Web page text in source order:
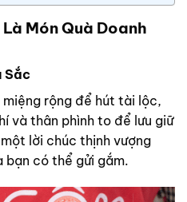
Món Quà Doanh
Sắc
rộng để hút tài lộc,
và thân phình to để lưu giữ
lời chúc thịnh vượng
bạn có thể gửi gắm.